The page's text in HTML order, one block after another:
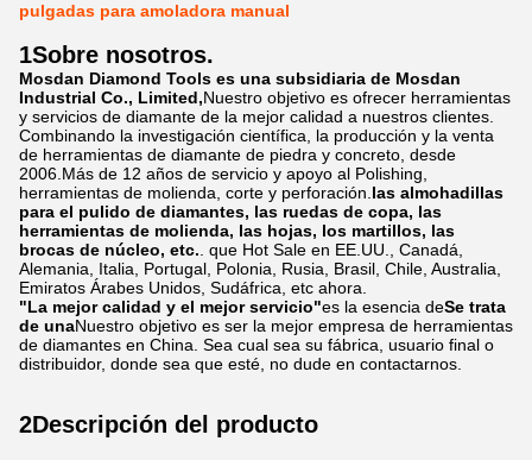
pulgadas para amoladora manual
1Sobre nosotros.
Mosdan Diamond Tools es una subsidiaria de Mosdan
Industrial Co., Limited,Nuestro objetivo es ofrecer herramientas
y servicios de diamante de la mejor calidad a nuestros clientes.
Combinando la investigación científica, la producción y la venta
de herramientas de diamante de piedra y concreto, desde
2006.Más de 12 años de servicio y apoyo al Polishing,
herramientas de molienda, corte y perforación. las almohadillas
para el pulido de diamantes, las ruedas de copa, las
herramientas de molienda, las hojas, los martillos, las
brocas de núcleo, etc. . que Hot Sale en EE.UU., Canadá,
Alemania, Italia, Portugal, Polonia, Rusia, Brasil, Chile, Australia,
Emiratos Árabes Unidos, Sudáfrica, etc ahora.
"La mejor calidad y el mejor servicio"es la esencia deSe trata
de unaNuestro objetivo es ser la mejor empresa de herramientas
de diamantes en China. Sea cual sea su fábrica, usuario final o
distribuidor, donde sea que esté, no dude en contactarnos.
2Descripción del producto